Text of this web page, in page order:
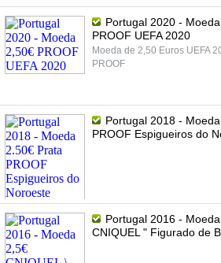
Portugal 2020 -
PROOF UEFA 2020
Moeda de 2,50 Euros UEFA
PROOF
Portugal 2018 -
PROOF Espigueiros do
Portugal 2016 -
CNIQUEL " Figurado de